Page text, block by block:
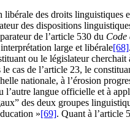
libérale des droits linguistiques
des dispositions
de l’article 530 du
large et libérale[68]
ou le législateur cherchait
cas de l’article 23, le
nationale, à l’érosion
l’autre langue officielle et à
des deux groupes
»[69]. Quant à l’article